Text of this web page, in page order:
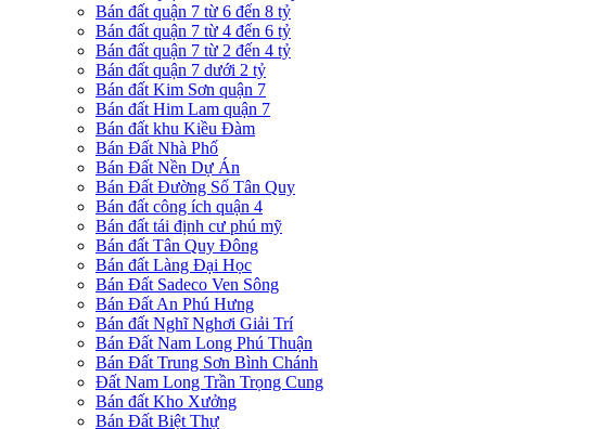
Bán đất quận 7 từ 6 đến 8 tỷ
Bán đất quận 7 từ 4 đến 6 tỷ
Bán đất quận 7 từ 2 đến 4 tỷ
Bán đất quận 7 dưới 2 tỷ
Bán đất Kim Sơn quận 7
Bán đất Him Lam quận 7
Bán đất khu Kiều Đàm
Bán Đất Nhà Phố
Bán Đất Nền Dự Án
Bán Đất Đường Số Tân Quy
Bán đất công ích quận 4
Bán đất tái định cư phú mỹ
Bán đất Tân Quy Đông
Bán đất Làng Đại Học
Bán Đất Sadeco Ven Sông
Bán Đất An Phú Hưng
Bán đất Nghĩ Nghơi Giải Trí
Bán Đất Nam Long Phú Thuận
Bán Đất Trung Sơn Bình Chánh
Đất Nam Long Trần Trọng Cung
Bán đất Kho Xưởng
Bán Đất Biệt Thự